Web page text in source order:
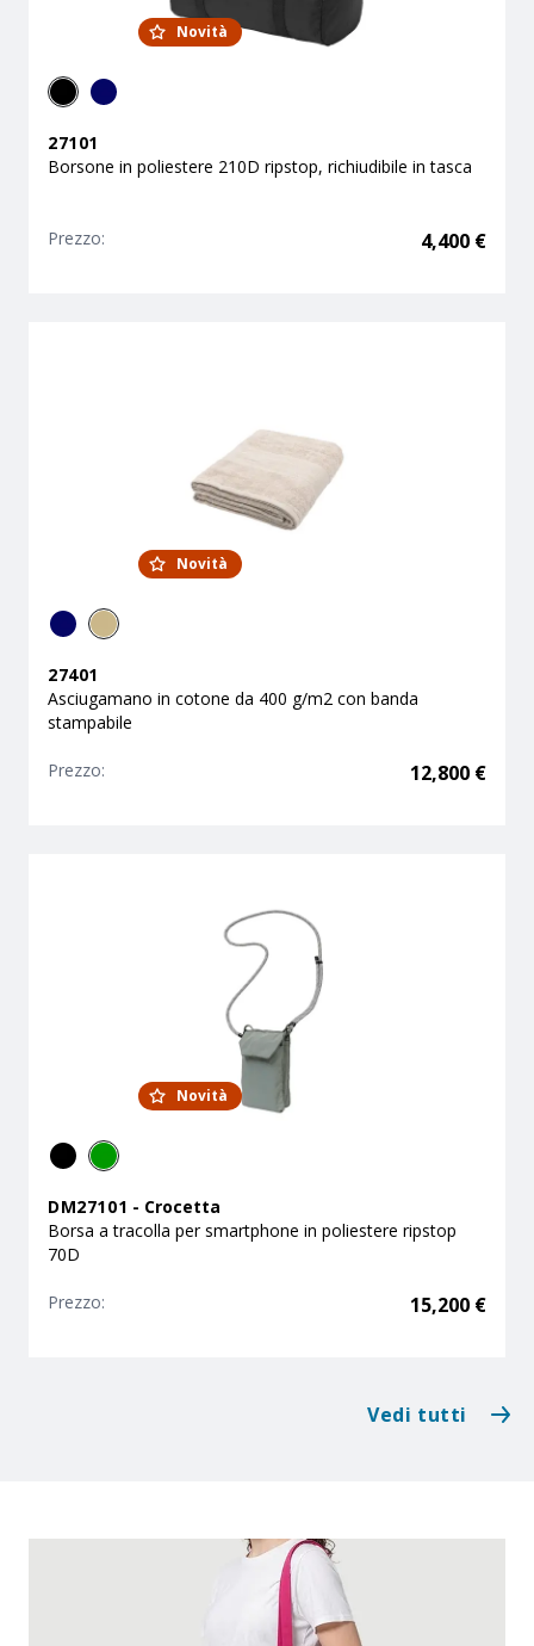
Novità
27101
Borsone in poliestere 210D ripstop, richiudibile in tasca
Prezzo: 4,400 €
Novità
27401
Asciugamano in cotone da 400 g/m2 con banda
stampabile
Prezzo: 12,800 €
Novità
DM27101 - Crocetta
Borsa a tracolla per smartphone in poliestere ripstop
70D
Prezzo: 15,200 €
Vedi tutti